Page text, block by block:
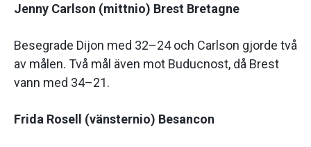
Jenny Carlson (mittnio) Brest Bretagne
Besegrade Dijon med 32–24 och Carlson gjorde två
av målen. Två mål även mot Buducnost, då Brest
vann med 34–21.
Frida Rosell (vänsternio) Besancon